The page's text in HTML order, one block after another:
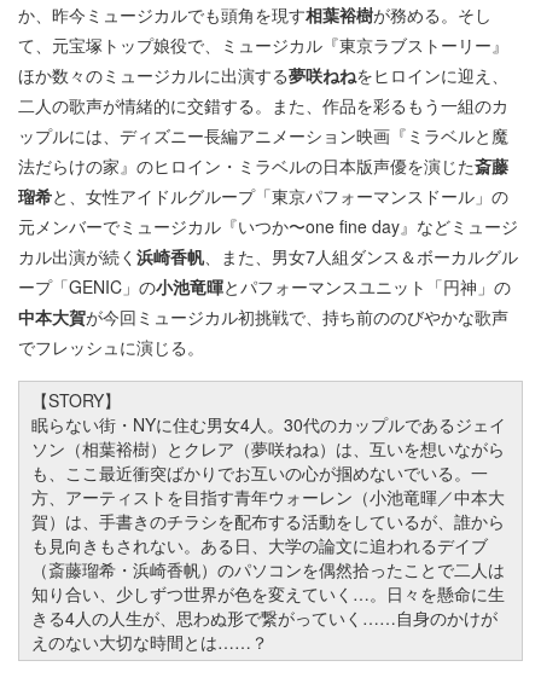
か、昨今ミュージカルでも頭角を現す相葉裕樹が務める。そし
て、元宝塚トップ娘役で、ミュージカル『東京ラブストーリー』
ほか数々のミュージカルに出演する夢咲ねねをヒロインに迎え、
二人の歌声が情緒的に交錯する。また、作品を彩るもう一組のカ
ップルには、ディズニー長編アニメーション映画『ミラベルと魔
法だらけの家』のヒロイン・ミラベルの日本版声優を演じた斎藤
瑠希と、女性アイドルグループ「東京パフォーマンスドール」の
元メンバーでミュージカル『いつか〜one fine day』などミュージ
カル出演が続く 浜崎香帆、また、男女7人組ダンス＆ボーカルグル
ープ「GENIC」の小池竜暉とパフォーマンスユニット「円神」の
中本大賀が今回ミュージカル初挑戦で、持ち前ののびやかな歌声
でフレッシュに演じる。
【STORY】
眠らない街・NYに住む男女4人。30代のカップルであるジェイ
ソン（相葉裕樹）とクレア（夢咲ねね）は、互いを想いながら
も、ここ最近衝突ばかりでお互いの心が掴めないでいる。一
方、アーティストを目指す青年ウォーレン（小池竜暉／中本大
賀）は、手書きのチラシを配布する活動をしているが、誰から
も見向きもされない。ある日、大学の論文に追われるデイブ
（斎藤瑠希・浜崎香帆）のパソコンを偶然拾ったことで二人は
知り合い、少しずつ世界が色を変えていく…。日々を懸命に生
きる4人の人生が、思わぬ形で繋がっていく……自身のかけが
えのない大切な時間とは……？